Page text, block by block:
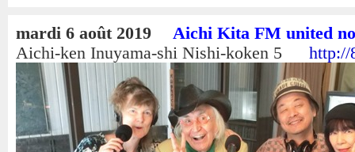
mardi 6 août 2019
Aichi Kita FM united
Aichi-ken Inuyama-shi Nishi-koken 5 http://